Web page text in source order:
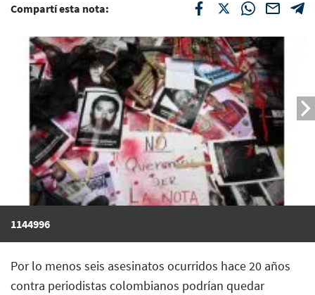
Compartí esta nota:
1144996
Por lo menos seis asesinatos ocurridos hace 20 años
contra periodistas colombianos podrían quedar